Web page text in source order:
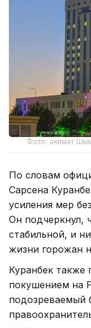
Фото: акимат
По словам
Сарсена
усиления мер
Он подчеркнул,
стабильной, и
жизни горожан
Куранбек также
покушением на
подозреваемый